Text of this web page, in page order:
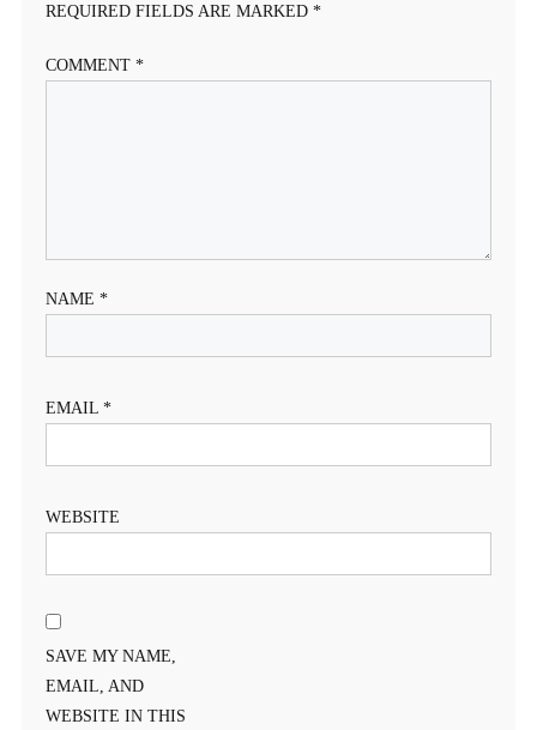
REQUIRED FIELDS ARE MARKED *
COMMENT *
NAME *
EMAIL *
WEBSITE
SAVE MY NAME,
EMAIL, AND
WEBSITE IN THIS